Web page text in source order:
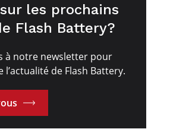
les prochains
Flash Battery?
à notre newsletter pour
de Flash Battery.